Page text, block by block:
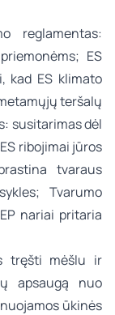
reglamentas:
ES
kad ES klimato
teršalų
susitarimas dėl
ribojimai jūros
tvaraus
Tvarumo
nariai pritaria
tręšti mėšlu ir
apsaugą nuo
ūkinės